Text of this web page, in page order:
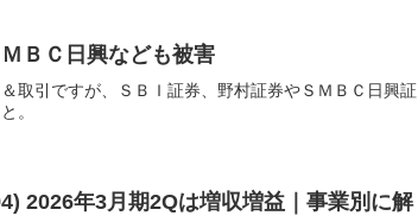
ＢＣ日興なども被害
取引ですが、ＳＢＩ証券、野村証券やＳＭＢＣ日興証
。
2026年3月期2Qは増収増益｜事業別に解